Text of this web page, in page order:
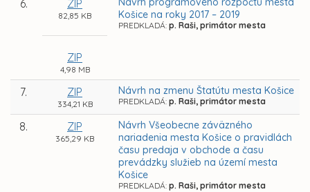
6. ZIP
82,85 KB
ZIP
4,98 MB
Košice na roky 2017 – 2019
PREDKLADÁ: p. Raši, primátor mesta
7. ZIP
334,21 KB
Návrh na zmenu Štatútu mesta Košice
PREDKLADÁ: p. Raši, primátor mesta
8. ZIP
365,29 KB
Návrh Všeobecne záväzného
nariadenia mesta Košice o pravidlách
času predaja v obchode a času
prevádzky služieb na území mesta
Košice
PREDKLADÁ: p. Raši, primátor mesta